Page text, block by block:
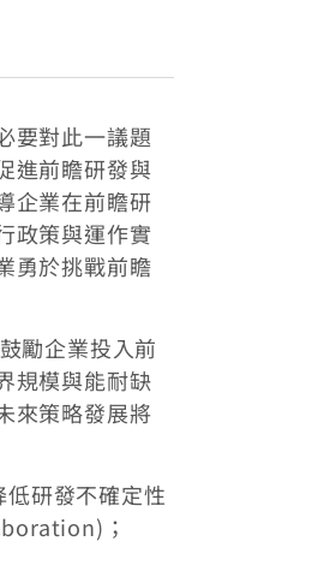
要對此一議題
進前瞻研發與
企業在前瞻研
政策與運作實
勇於挑戰前瞻
勵企業投入前
規模與能耐缺
來策略發展將
研發不確定性
；